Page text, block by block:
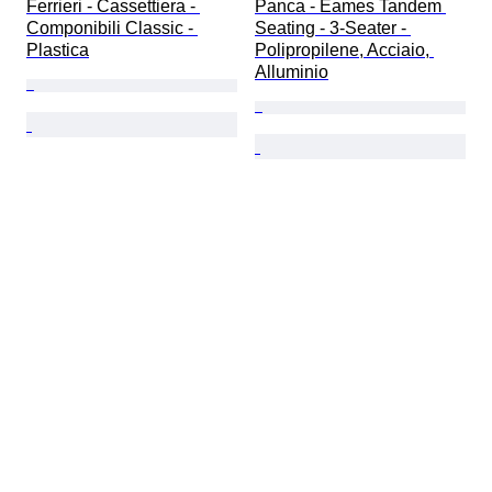
Ferrieri - Cassettiera -
Componibili Classic -
Plastica
Panca - Eames Tandem
Seating - 3-Seater -
Polipropilene, Acciaio,
Alluminio